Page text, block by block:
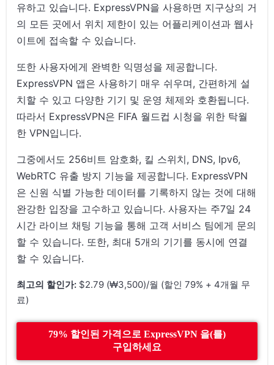
유하고 있습니다. ExpressVPN을 사용하면 지구상의 거
의 모든 곳에서 위치 제한이 있는 어플리케이션과 웹사
이트에 접속할 수 있습니다.
또한 사용자에게 완벽한 익명성을 제공합니다.
ExpressVPN 앱은 사용하기 매우 쉬우며, 간편하게 설
치할 수 있고 다양한 기기 및 운영 체제와 호환됩니다.
따라서 ExpressVPN은 FIFA 월드컵 시청을 위한 탁월
한 VPN입니다.
그중에서도 256비트 암호화, 킬 스위치, DNS, Ipv6,
WebRTC 유출 방지 기능을 제공합니다. ExpressVPN
은 신원 식별 가능한 데이터를 기록하지 않는 것에 대해
완강한 입장을 고수하고 있습니다. 사용자는 주7일 24
시간 라이브 채팅 기능을 통해 고객 서비스 팀에게 문의
할 수 있습니다. 또한, 최대 5개의 기기를 동시에 연결
할 수 있습니다.
최고의 할인가: $2.79 (₩3,500)/월 (할인 79% + 4개월 무
료)
79% 할인된 가격으로 ExpressVPN 을(를)
구입하세요